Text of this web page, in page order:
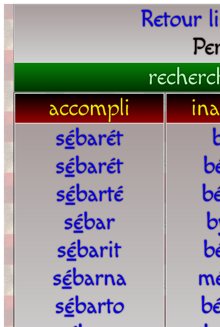
Retour
accompli
sébarét
sébarét
sébarté
sébar
sébarit
sébarna
sébarto